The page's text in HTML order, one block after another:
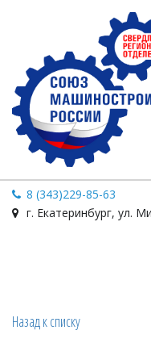
8 (343)229-85-63
г. Екатеринбург, ул.
Назад к списку